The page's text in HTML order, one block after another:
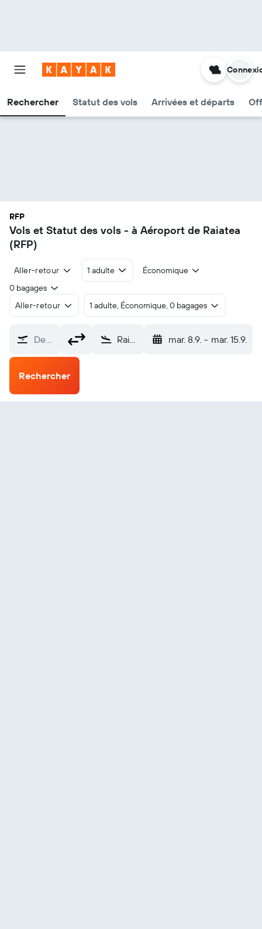
Rechercher Statut des vols Arrivées et départs
RFP
Vols et Statut des vols - à Aéroport de Raiatea
(RFP)
Aller-retour 1 adulte
Économique
0 bagages
Aller-retour
1 adulte, Économique, 0 bagages
De… Raiatea (RFP) mar. 8.9. - mar. 15.9.
Rechercher